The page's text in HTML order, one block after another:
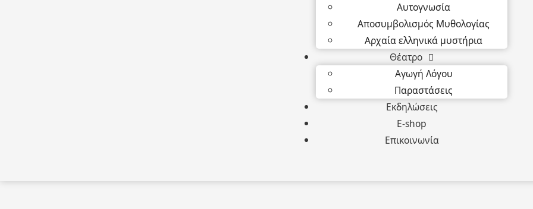
Αυτογνωσία
Αποσυμβολισμός Μυθολογίας
Αρχαία ελληνικά μυστήρια
Θέατρο
Αγωγή Λόγου
Παραστάσεις
Εκδηλώσεις
E-shop
Επικοινωνία